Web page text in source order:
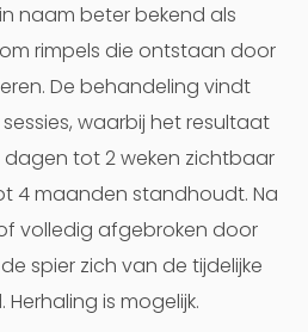
naam beter bekend als
rimpels die ontstaan door
De behandeling vindt
waarbij het resultaat
tot 2 weken zichtbaar
4 maanden standhoudt. Na
volledig afgebroken door
spier zich van de tijdelijke
is mogelijk.